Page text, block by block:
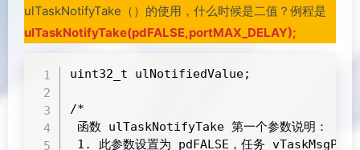
ulTaskNotifyTake（）的使用，什么时候是二值？例程是
ulTaskNotifyTake(pdFALSE,portMAX_DELAY);
uint32_t ulNotifiedValue;
/*
函数 ulTaskNotifyTake 第一个参数说明：
1. 此参数设置为 pdFALSE，任务